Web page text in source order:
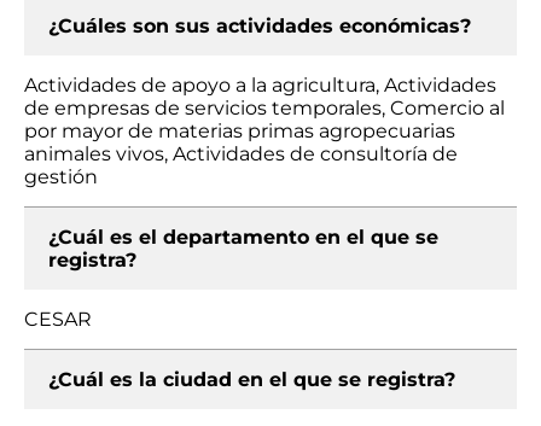
¿Cuáles son sus actividades económicas?
Actividades de apoyo a la agricultura, Actividades
de empresas de servicios temporales, Comercio al
por mayor de materias primas agropecuarias
animales vivos, Actividades de consultoría de
gestión
¿Cuál es el departamento en el que se
registra?
CESAR
¿Cuál es la ciudad en el que se registra?